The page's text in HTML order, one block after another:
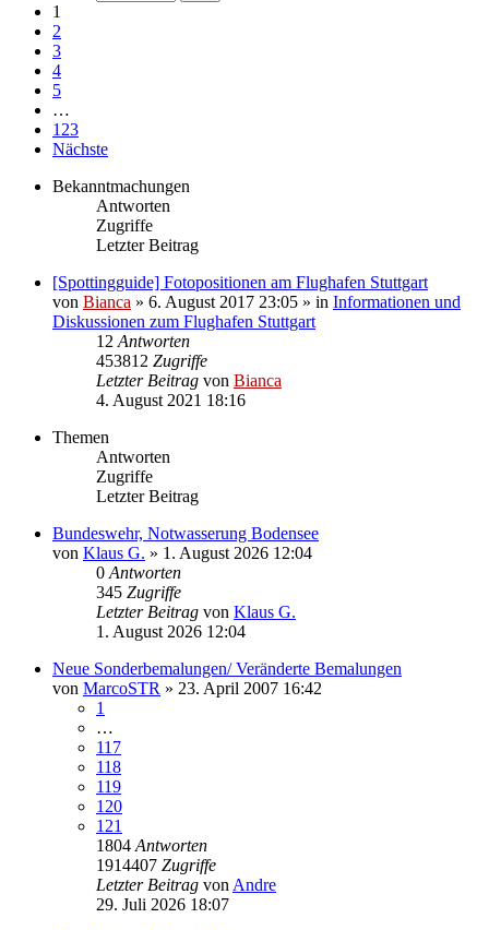
1
2
3
4
5
…
123
Nächste
Bekanntmachungen
Antworten
Zugriffe
Letzter Beitrag
[Spottingguide] Fotopositionen am Flughafen Stuttgart
von Bianca » 6. August 2017 23:05 » in Informationen und
Diskussionen zum Flughafen Stuttgart
12 Antworten
453812 Zugriffe
Letzter Beitrag von Bianca
4. August 2021 18:16
Themen
Antworten
Zugriffe
Letzter Beitrag
Bundeswehr, Notwasserung Bodensee
von Klaus G. » 1. August 2026 12:04
0 Antworten
345 Zugriffe
Letzter Beitrag von Klaus G.
1. August 2026 12:04
Neue Sonderbemalungen/ Veränderte Bemalungen
von MarcoSTR » 23. April 2007 16:42
1
…
117
118
119
120
121
1804 Antworten
1914407 Zugriffe
Letzter Beitrag von Andre
29. Juli 2026 18:07